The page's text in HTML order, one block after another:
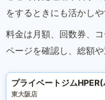
をするときにも活かしや
料金は月額、回数券、
ページを確認し、総額
プライベートジム
東大阪店